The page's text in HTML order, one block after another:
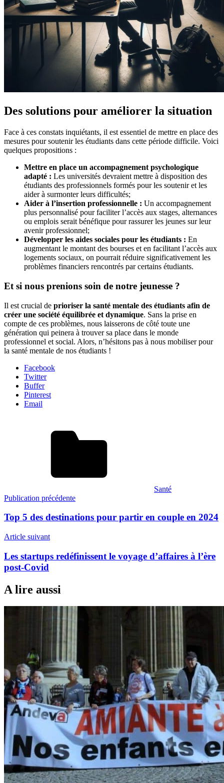
Des solutions pour améliorer la situation
Face à ces constats inquiétants, il est essentiel de mettre en place des
mesures pour soutenir les étudiants dans cette période difficile. Voici
quelques propositions :
Mettre en place un accompagnement psychologique
adapté : Les universités devraient mettre à disposition des
étudiants des professionnels formés pour les soutenir et les
aider à surmonter leurs difficultés;
Aider à l’insertion professionnelle : Un accompagnement
plus personnalisé pour faciliter l’accès aux stages, alternances
ou emplois serait bénéfique pour rassurer les jeunes sur leur
avenir professionnel;
Développer les aides sociales pour les étudiants : En
augmentant le montant des bourses et en facilitant l’accès aux
logements sociaux, on pourrait réduire significativement les
problèmes financiers rencontrés par certains étudiants.
Et si nous prenions soin de notre jeunesse ?
Il est crucial de prioriser la santé mentale des étudiants afin de
créer une société équilibrée et dynamique. Sans la prise en
compte de ces problèmes, nous laisserons de côté toute une
génération qui peinera à trouver sa place dans le monde
professionnel et social. Alors, n’hésitons pas à nous mobiliser pour
la santé mentale de nos étudiants !
Facebook
Twitter
Buffer
Pinterest
Email
Santé
Navigation
de
l’article
Publication précédente
Top 5 des destinations pour partir en couple en 2024
Article suivant
Les startups redéfinissent le voyage d’affaires à l’ère
post-Covid
A lire aussi